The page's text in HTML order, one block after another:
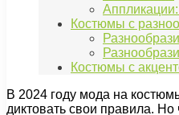
Аппликации:
Костюмы с
Костюмы с
В 2024 году мода на
диктовать свои правила.